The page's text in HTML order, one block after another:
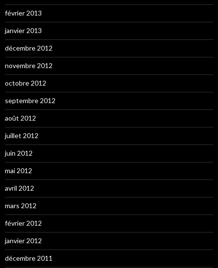
février 2013
janvier 2013
décembre 2012
novembre 2012
octobre 2012
septembre 2012
août 2012
juillet 2012
juin 2012
mai 2012
avril 2012
mars 2012
février 2012
janvier 2012
décembre 2011